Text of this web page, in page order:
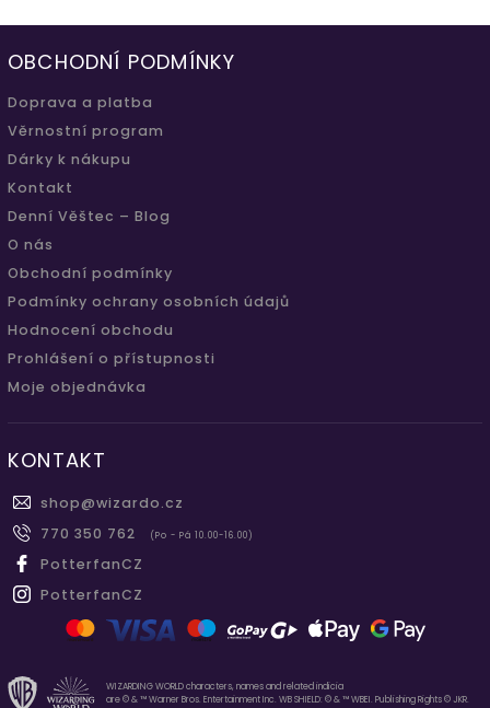
OBCHODNÍ PODMÍNKY
Doprava a platba
Věrnostní program
Dárky k nákupu
Kontakt
Denní Věštec – Blog
O nás
Obchodní podmínky
Podmínky ochrany osobních údajů
Hodnocení obchodu
Prohlášení o přístupnosti
Moje objednávka
KONTAKT
shop@wizardo.cz
770 350 762
(Po - Pá 10.00-16.00)
PotterfanCZ
PotterfanCZ
WIZARDING WORLD characters, names and related indicia
are © & ™ Warner Bros. Entertainment Inc. WB SHIELD: © & ™ WBEI. Publishing Rights © JKR.